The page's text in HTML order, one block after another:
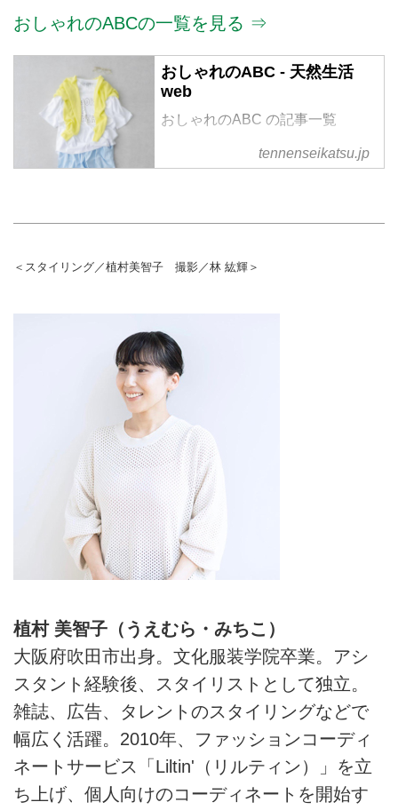
おしゃれのABCの一覧を見る ⇒
おしゃれのABC - 天然生活
web
おしゃれのABC の記事一覧
tennenseikatsu.jp
＜スタイリング／植村美智子 撮影／林 紘輝＞
植村 美智子（うえむら・みちこ）
大阪府吹田市出身。文化服装学院卒業。アシ
スタント経験後、スタイリストとして独立。
雑誌、広告、タレントのスタイリングなどで
幅広く活躍。2010年、ファッションコーディ
ネートサービス「Liltin'（リルティン）」を立
ち上げ、個人向けのコーディネートを開始す